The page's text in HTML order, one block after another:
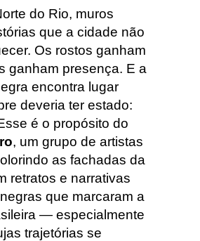
do Rio, muros
que a cidade não
Os rostos ganham
ganham presença. E a
encontra lugar
deveria ter estado:
é o propósito do
, um grupo de artistas
as fachadas da
retratos e narrativas
que marcaram a
— especialmente
trajetórias se